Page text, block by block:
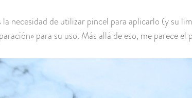
necesidad de utilizar pincel para aplicarlo (y su
para su uso. Más allá de eso, me parece